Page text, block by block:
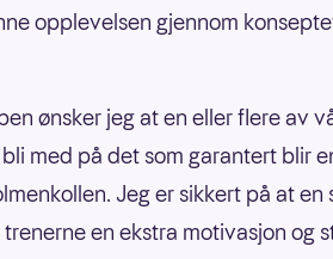
opplevelsen gjennom
ønsker jeg at en eller flere av
med på det som garantert blir
Jeg er sikkert på at en
en ekstra motivasjon og